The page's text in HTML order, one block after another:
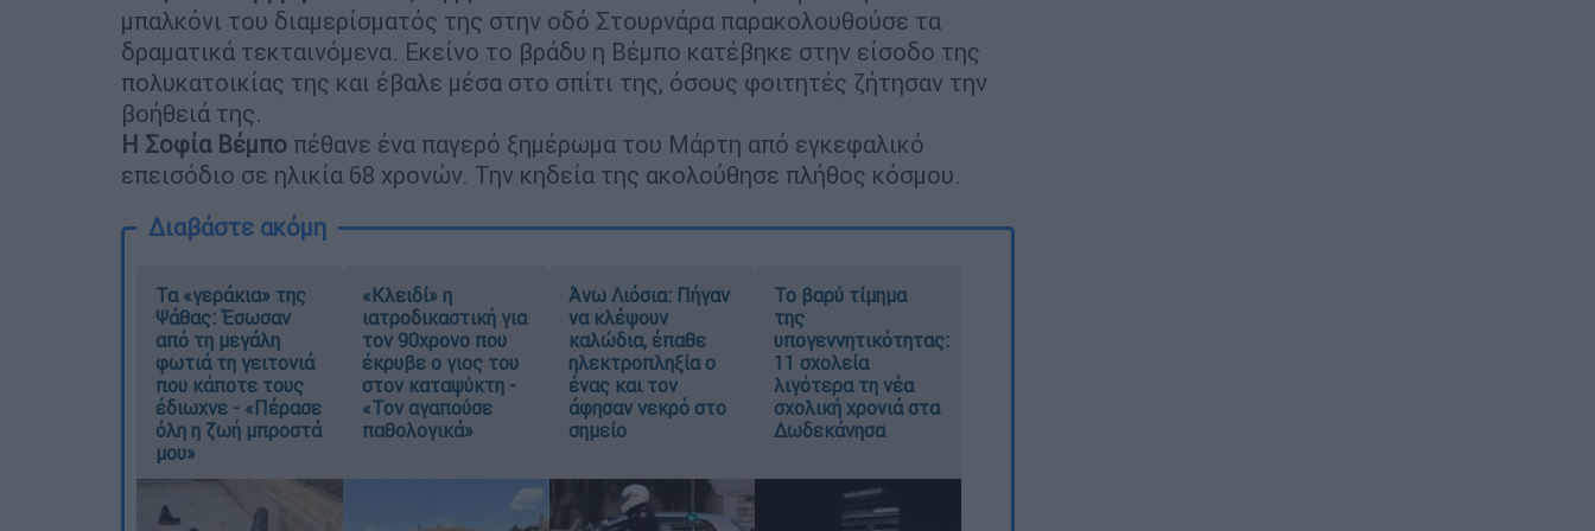
μπαλκόνι του διαμερίσματός της στην οδό Στουρνάρα παρακολουθούσε τα
δραματικά τεκταινόμενα. Εκείνο το βράδυ η Βέμπο κατέβηκε στην είσοδο της
πολυκατοικίας της και έβαλε μέσα στο σπίτι της, όσους φοιτητές ζήτησαν την
βοήθειά της.
Η Σοφία Βέμπο πέθανε ένα παγερό ξημέρωμα του Μάρτη από εγκεφαλικό
επεισόδιο σε ηλικία 68 χρονών. Την κηδεία της ακολούθησε πλήθος κόσμου.
Διαβάστε ακόμη
Τα «γεράκια» της
Ψάθας: Έσωσαν
από τη μεγάλη
φωτιά τη γειτονιά
που κάποτε τους
έδιωχνε - «Πέρασε
όλη η ζωή μπροστά
μου»
«Κλειδί» η
ιατροδικαστική για
τον 90χρονο που
έκρυβε ο γιος του
στον καταψύκτη -
«Τον αγαπούσε
παθολογικά»
Άνω Λιόσια: Πήγαν
να κλέψουν
καλώδια, έπαθε
ηλεκτροπληξία ο
ένας και τον
άφησαν νεκρό στο
σημείο
Το βαρύ τίμημα
της
υπογεννητικότητας:
11 σχολεία
λιγότερα τη νέα
σχολική χρονιά στα
Δωδεκάνησα